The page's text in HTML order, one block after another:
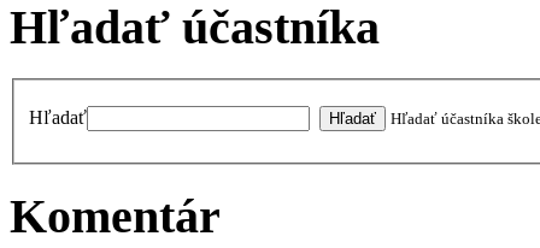
Hľadať účastníka
Hľadať Hľadať účastníka
Komentár